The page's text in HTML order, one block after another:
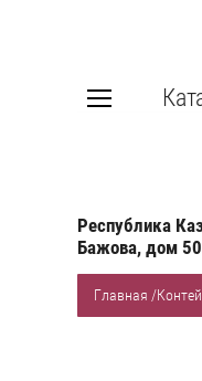
Республика
Бажова, дом
Главная /